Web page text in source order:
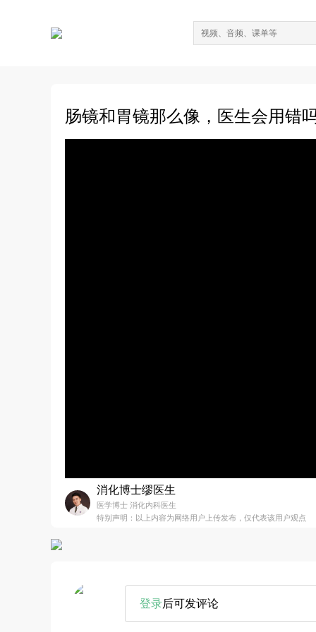
肠镜和胃镜那么像，医生会用错
消化博士缪医生
医学博士 消化内科医生
特别声明：以上内容为网络用户上传发布，仅代表该用户观点
登录后可发评论